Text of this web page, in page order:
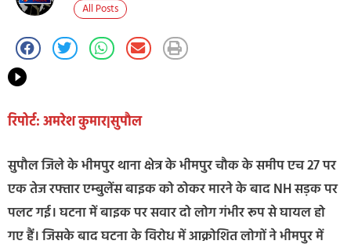
All Posts
रिपोर्ट: अमरेश कुमार|सुपौल
सुपौल जिले के भीमपुर थाना क्षेत्र के भीमपुर चौक के समीप एच 27 पर
एक तेज रफ्तार एम्बुलेंस बाइक को ठोकर मारने के बाद NH सड़क पर
पलट गई। घटना में बाइक पर सवार दो लोग गंभीर रूप से घायल हो
गए हैं। जिसके बाद घटना के विरोध में आक्रोशित लोगों ने भीमपुर में